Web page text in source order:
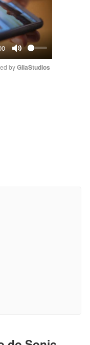
Mute
by GliaStudios